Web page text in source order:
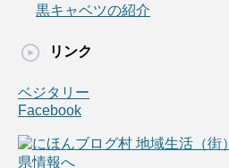
黒キャベツの紹介
リンク
ベジタリー
Facebook